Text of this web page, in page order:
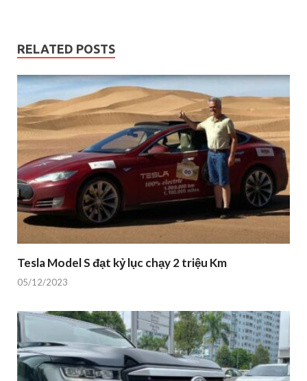
RELATED POSTS
Tesla Model S đạt kỷ lục chạy 2 triệu Km
05/12/2023